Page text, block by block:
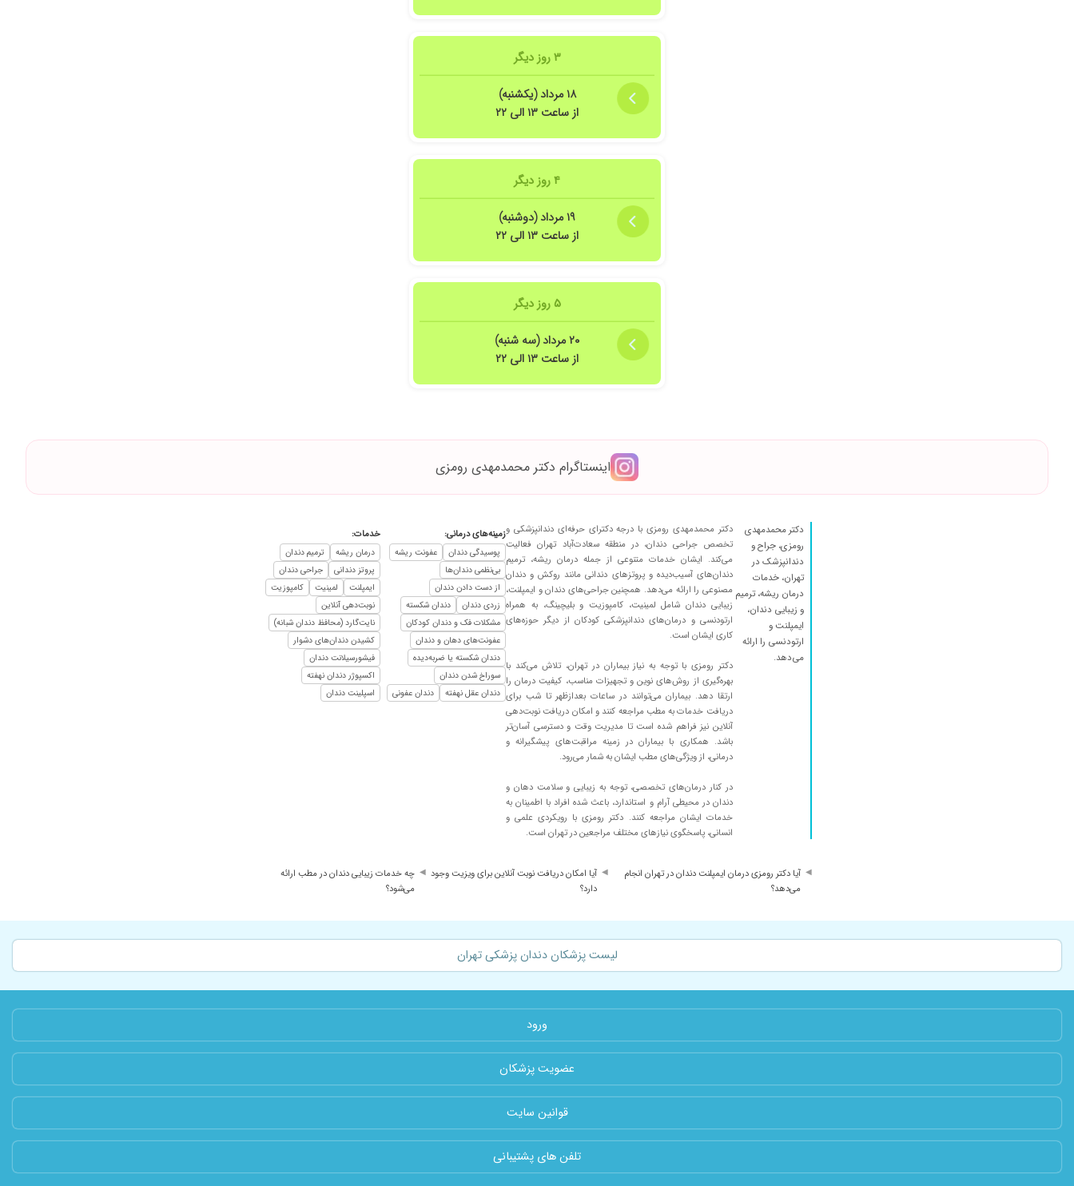
۳ روز دیگر
۱۸ مرداد (یکشنبه)
از ساعت ۱۳ الی ۲۲
۴ روز دیگر
۱۹ مرداد (دوشنبه)
از ساعت ۱۳ الی ۲۲
۵ روز دیگر
۲۰ مرداد (سه شنبه)
از ساعت ۱۳ الی ۲۲
اینستاگرام دکتر محمدمهدی رومزی
دکتر محمدمهدی
رومزی، جراح و
دندانپزشک در
تهران، خدمات
درمان ریشه، ترمیم
و زیبایی دندان،
ایمپلنت و
ارتودنسی را ارائه
می‌دهد.
دکتر محمدمهدی رومزی با درجه دکترای حرفه‌ای دندانپزشکی و
تخصص جراحی دندان، در منطقه سعادت‌آباد تهران فعالیت
می‌کند. ایشان خدمات متنوعی از جمله درمان ریشه، ترمیم
دندان‌های آسیب‌دیده و پروتزهای دندانی مانند روکش و دندان
مصنوعی را ارائه می‌دهد. همچنین جراحی‌های دندان و ایمپلنت،
زیبایی دندان شامل لمینیت، کامپوزیت و بلیچینگ، به همراه
ارتودنسی و درمان‌های دندانپزشکی کودکان از دیگر حوزه‌های
کاری ایشان است.
دکتر رومزی با توجه به نیاز بیماران در تهران، تلاش می‌کند با
بهره‌گیری از روش‌های نوین و تجهیزات مناسب، کیفیت درمان را
ارتقا دهد. بیماران می‌توانند در ساعات بعدازظهر تا شب برای
دریافت خدمات به مطب مراجعه کنند و امکان دریافت نوبت‌دهی
آنلاین نیز فراهم شده است تا مدیریت وقت و دسترسی آسان‌تر
باشد. همکاری با بیماران در زمینه مراقبت‌های پیشگیرانه و
درمانی، از ویژگی‌های مطب ایشان به شمار می‌رود.
در کنار درمان‌های تخصصی، توجه به زیبایی و سلامت دهان و
دندان در محیطی آرام و استاندارد، باعث شده افراد با اطمینان به
خدمات ایشان مراجعه کنند. دکتر رومزی با رویکردی علمی و
انسانی، پاسخگوی نیازهای مختلف مراجعین در تهران است.
زمینه‌های درمانی:
پوسیدگی دندان
عفونت ریشه
بی‌نظمی دندان‌ها
از دست دادن دندان
زردی دندان
دندان شکسته
مشکلات فک و دندان کودکان
عفونت‌های دهان و دندان
دندان شکسته یا ضربه‌دیده
سوراخ شدن دندان
دندان عقل نهفته
دندان عفونی
خدمات:
درمان ریشه
ترمیم دندان
پروتز دندانی
جراحی دندان
ایمپلنت
لمینیت
کامپوزیت
نوبت‌دهی آنلاین
نایت‌گارد (محافظ دندان شبانه)
کشیدن دندان‌های دشوار
فیشورسیلانت دندان
اکسپوژر دندان نهفته
اسپلینت دندان
آیا دکتر رومزی درمان ایمپلنت دندان در تهران انجام
می‌دهد؟
آیا امکان دریافت نوبت آنلاین برای ویزیت وجود
دارد؟
چه خدمات زیبایی دندان در مطب ارائه
می‌شود؟
لیست پزشکان دندان پزشکی تهران
ورود
عضویت پزشکان
قوانین سایت
تلفن های پشتیبانی